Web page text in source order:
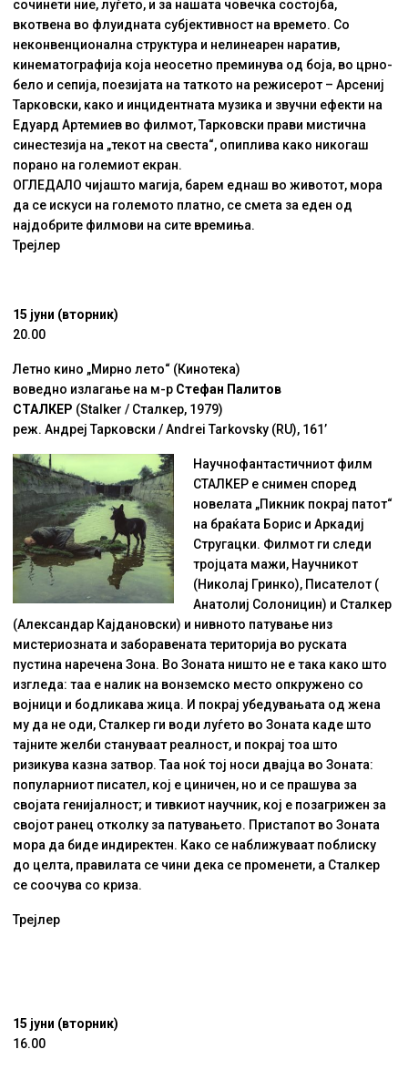
сочинети ние, луѓето, и за нашата човечка состојба,
вкотвена во флуидната субјективност на времето. Со
неконвенционална структура и нелинеарен наратив,
кинематографија која неосетно преминува од боја, во црно-
бело и сепија, поезијата на таткото на режисерот – Арсениј
Тарковски, како и инцидентната музика и звучни ефекти на
Едуард Артемиев во филмот, Тарковски прави мистична
синестезија на „текот на свеста“, опиплива како никогаш
порано на големиот екран.
ОГЛЕДАЛО чијашто магија, барем еднаш во животот, мора
да се искуси на големото платно, се смета за еден од
најдобрите филмови на сите времиња.
Трејлер
15 јуни (вторник)
20.00
Летно кино „Мирно лето“ (Кинотека)
воведно излагање на м-р Стефан Палитов
СТАЛКЕР (Stalker / Сталкер, 1979)
реж. Андреј Тарковски / Andrei Tarkovsky (RU), 161’
Научнофантастичниот филм
СТАЛКЕР е снимен според
новелата „Пикник покрај патот“
на браќата Борис и Аркадиј
Стругацки. Филмот ги следи
тројцата мажи, Научникот
(Николај Гринко), Писателот (
Анатолиј Солоницин) и Сталкер
(Александар Кајдановски) и нивното патување низ
мистериозната и заборавената територија во руската
пустина наречена Зона. Во Зоната ништо не е така како што
изгледа: таа е налик на вонземско место опкружено со
војници и бодликава жица. И покрај убедувањата од жена
му да не оди, Сталкер ги води луѓето во Зоната каде што
тајните желби стануваат реалност, и покрај тоа што
ризикува казна затвор. Таа ноќ тој носи двајца во Зоната:
популарниот писател, кој е циничен, но и се прашува за
својата генијалност; и тивкиот научник, кој е позагрижен за
својот ранец отколку за патувањето. Пристапот во Зоната
мора да биде индиректен. Како се наближуваат поблиску
до целта, правилата се чини дека се променети, а Сталкер
се соочува со криза.
Трејлер
15 јуни (вторник)
16.00